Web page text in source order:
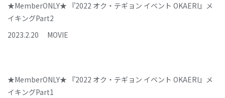
★MemberONLY★ 『2022 オク・テギョン イベント OKAERI』メ
イキングPart2
2023.2.20 MOVIE
★MemberONLY★ 『2022 オク・テギョン イベント OKAERI』メ
イキングPart1